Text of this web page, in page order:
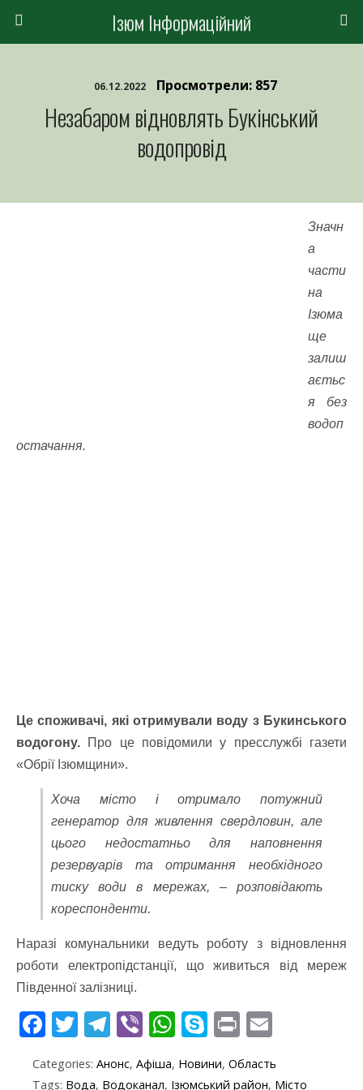
Ізюм Інформаційний
06.12.2022 Просмотрели: 857
Незабаром відновлять Букінський
водопровід
Значн
а
части
на
Ізюма
ще
залиш
аєтьс
я без
водоп
остачання.
Це споживачі, які отримували воду з Букинського
водогону.
Про це повідомили у пресслужбі газети
«Обрії Ізюмщини».
Хоча місто і отримало потужний
генератор для живлення свердловин, але
цього недостатньо для наповнення
резервуарів та отримання необхідного
тиску води в мережах, – розповідають
кореспонденти.
Наразі комунальники ведуть роботу з відновлення
роботи електропідстанції, що живиться від мереж
Південної залізниці.
F
e
T
itt
T
e
Vi
b
er
W
at
S
y
Pr
in
t ai
Categories: Анонс, Афіша, Новини, Область
Tags: Вода, Водоканал, Ізюмський район, Місто